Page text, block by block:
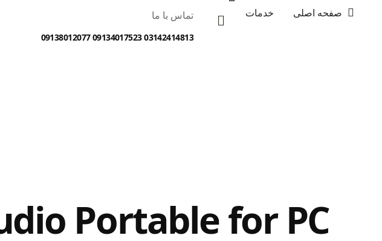
صفحه اصلی خدمات تماس با ما
03142414813 09134017523 09138012077
Portable for PC